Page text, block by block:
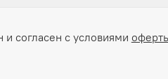
согласен с условиями